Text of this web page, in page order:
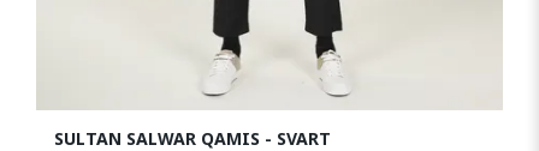
SULTAN SALWAR QAMIS - SVART